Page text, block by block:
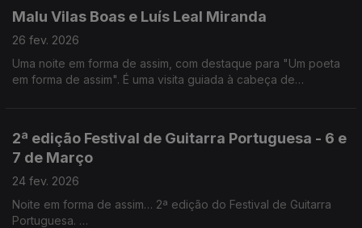
Malu Vilas Boas e Luís Leal Miranda
26 fev. 2026
Uma noite em forma de assim, com destaque para "Um poeta
em forma de assim". É uma visita guiada à cabeça de
2ª edição Festival de Guitarra Portuguesa - 6 e
7 de Março
24 fev. 2026
Noite em forma de assim… 2ª edição do Festival de Guitarra
Portuguesa.